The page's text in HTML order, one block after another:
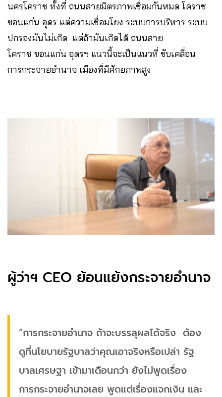
นครโคราช ทั้งที่ ถนนสายมิตรภาพเชื่อมกันหมด โคราช
ขอนแก่น อุดร แต่ความเชื่อมโยง ระบบการบริหาร ระบบ
ปกรองมันไม่เกิด แต่ถ้ามันเกิดได้ ถนนสาย
โคราช ขอนแก่น อุดรฯ แนวนี้จะเป็นแนวที่ ขับเคลื่อน
การกระจายอำนาจ เมืองที่มีศักยภาพสูง
ผู้ว่าฯ CEO ย้อนแย้งกระจายอำนาจ
“การกระจายอำนาจ ถ้าจะบรรลุผลได้จริง ต้อง
ดูที่นโยบายรัฐบาลว่าคุณเอาจริงหรือเปล่า รัฐ
บาลเศรษฐา เข้ามาเดือนกว่า ยังไม่พูดเรื่อง
การกระจายอำนาจเลย พูดแต่เรื่องแจกเงิน และ